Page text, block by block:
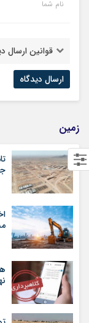
نام شما
قوانین ارسال
زمین